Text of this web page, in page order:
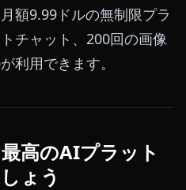
額9.99ドルの無制限プラ
チャット、200回の画像
利用できます。
高のAIプラット
ょう